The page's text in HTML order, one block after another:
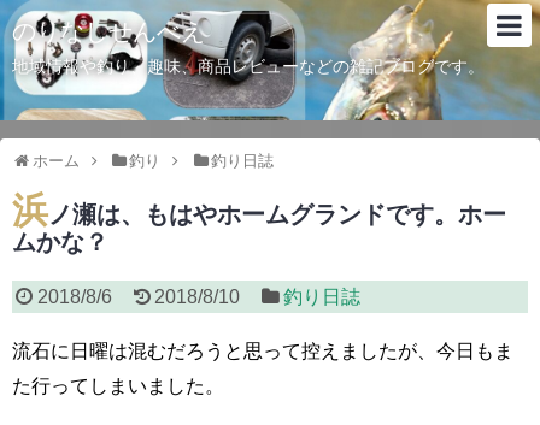
のりなしせんべえ
地域情報や釣り、趣味、商品レビューなどの雑記ブログです。
ホーム 釣り 釣り日誌
浜ノ瀬は、もはやホームグランドです。ホー
ムかな？
2018/8/6 2018/8/10 釣り日誌
流石に日曜は混むだろうと思って控えましたが、今日もま
た行ってしまいました。